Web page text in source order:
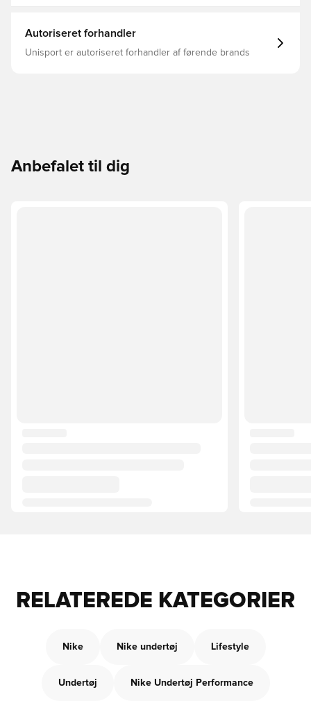
Autoriseret forhandler
Unisport er autoriseret forhandler af førende brands
Anbefalet til dig
RELATEREDE KATEGORIER
Nike Nike undertøj Lifestyle
Undertøj Nike Undertøj Performance